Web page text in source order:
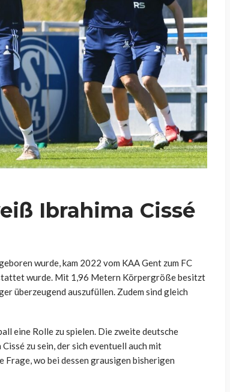
Ibrahima Cissé
wurde, kam 2022 vom KAA Gent zum FC
wurde. Mit 1,96 Metern Körpergröße besitzt
überzeugend auszufüllen. Zudem sind gleich
eine Rolle zu spielen. Die zweite deutsche
zu sein, der sich eventuell auch mit
Frage, wo bei dessen grausigen bisherigen